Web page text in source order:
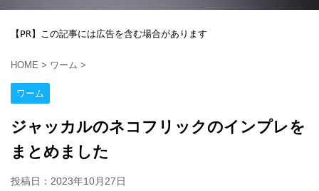
【PR】この記事には広告を含む場合があります
HOME > ワーム >
ワーム
ジャッカルのネコフリックのインプレを
まとめました
投稿日： 2023年10月27日